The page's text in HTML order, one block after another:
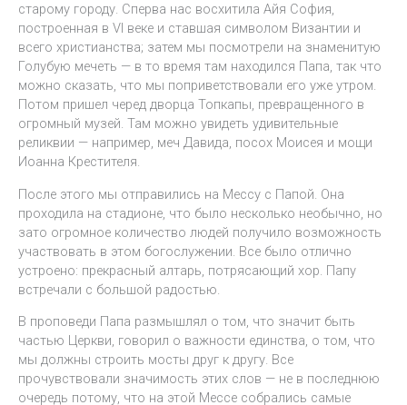
старому городу. Сперва нас восхитила Айя София,
построенная в VI веке и ставшая символом Византии и
всего христианства; затем мы посмотрели на знаменитую
Голубую мечеть — в то время там находился Папа, так что
можно сказать, что мы поприветствовали его уже утром.
Потом пришел черед дворца Топкапы, превращенного в
огромный музей. Там можно увидеть удивительные
реликвии — например, меч Давида, посох Моисея и мощи
Иоанна Крестителя.
После этого мы отправились на Мессу с Папой. Она
проходила на стадионе, что было несколько необычно, но
зато огромное количество людей получило возможность
участвовать в этом богослужении. Все было отлично
устроено: прекрасный алтарь, потрясающий хор. Папу
встречали с большой радостью.
В проповеди Папа размышлял о том, что значит быть
частью Церкви, говорил о важности единства, о том, что
мы должны строить мосты друг к другу. Все
прочувствовали значимость этих слов — не в последнюю
очередь потому, что на этой Мессе собрались самые